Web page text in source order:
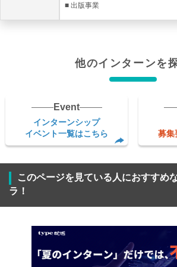
■ 出版事業
他のインターンを
Event
インターンシップ
イベント一覧はこちら
募集
このページを見ている人におすすめ
ラ！